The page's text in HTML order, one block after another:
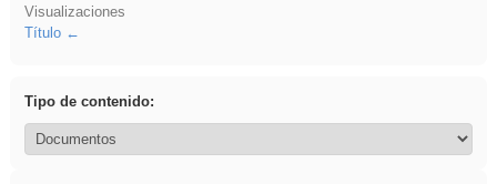
Visualizaciones
Título
Tipo de contenido: